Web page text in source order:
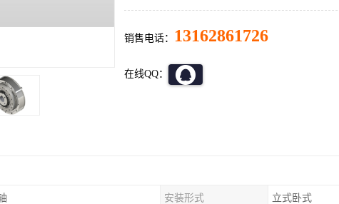
销售电话： 13162861726
在线QQ：
安装形式 立式卧式